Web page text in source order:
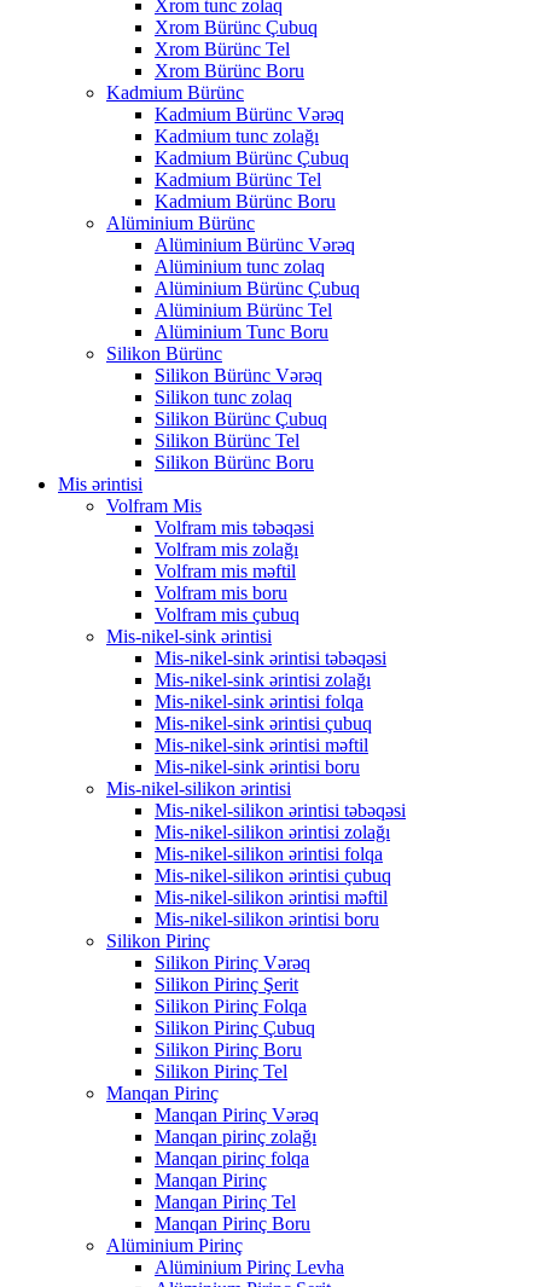
Xrom tunc zolaq
Xrom Bürünc Çubuq
Xrom Bürünc Tel
Xrom Bürünc Boru
Kadmium Bürünc
Kadmium Bürünc Vərəq
Kadmium tunc zolağı
Kadmium Bürünc Çubuq
Kadmium Bürünc Tel
Kadmium Bürünc Boru
Alüminium Bürünc
Alüminium Bürünc Vərəq
Alüminium tunc zolaq
Alüminium Bürünc Çubuq
Alüminium Bürünc Tel
Alüminium Tunc Boru
Silikon Bürünc
Silikon Bürünc Vərəq
Silikon tunc zolaq
Silikon Bürünc Çubuq
Silikon Bürünc Tel
Silikon Bürünc Boru
Mis ərintisi
Volfram Mis
Volfram mis təbəqəsi
Volfram mis zolağı
Volfram mis məftil
Volfram mis boru
Volfram mis çubuq
Mis-nikel-sink ərintisi
Mis-nikel-sink ərintisi təbəqəsi
Mis-nikel-sink ərintisi zolağı
Mis-nikel-sink ərintisi folqa
Mis-nikel-sink ərintisi çubuq
Mis-nikel-sink ərintisi məftil
Mis-nikel-sink ərintisi boru
Mis-nikel-silikon ərintisi
Mis-nikel-silikon ərintisi təbəqəsi
Mis-nikel-silikon ərintisi zolağı
Mis-nikel-silikon ərintisi folqa
Mis-nikel-silikon ərintisi çubuq
Mis-nikel-silikon ərintisi məftil
Mis-nikel-silikon ərintisi boru
Silikon Pirinç
Silikon Pirinç Vərəq
Silikon Pirinç Şerit
Silikon Pirinç Folqa
Silikon Pirinç Çubuq
Silikon Pirinç Boru
Silikon Pirinç Tel
Manqan Pirinç
Manqan Pirinç Vərəq
Manqan pirinç zolağı
Manqan pirinç folqa
Manqan Pirinç
Manqan Pirinç Tel
Manqan Pirinç Boru
Alüminium Pirinç
Alüminium Pirinç Levha